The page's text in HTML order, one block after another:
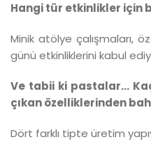
Hangi tür etkinlikler için
Minik atölye çalışmaları,
günü etkinliklerini kabul
Ve tabii ki pastalar…
çıkan özelliklerinden
Dört farklı tipte üretim